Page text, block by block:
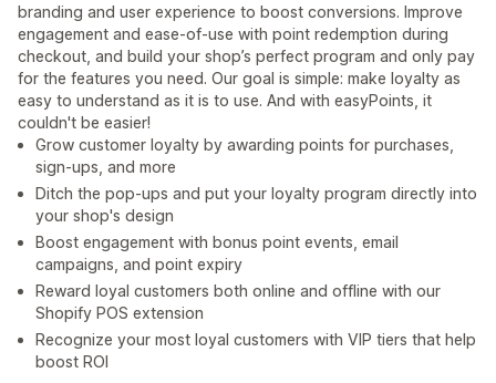
branding and user experience to boost conversions. Improve
engagement and ease-of-use with point redemption during
checkout, and build your shop’s perfect program and only pay
for the features you need. Our goal is simple: make loyalty as
easy to understand as it is to use. And with easyPoints, it
couldn't be easier!
Grow customer loyalty by awarding points for purchases,
sign-ups, and more
Ditch the pop-ups and put your loyalty program directly into
your shop's design
Boost engagement with bonus point events, email
campaigns, and point expiry
Reward loyal customers both online and offline with our
Shopify POS extension
Recognize your most loyal customers with VIP tiers that help
boost ROI